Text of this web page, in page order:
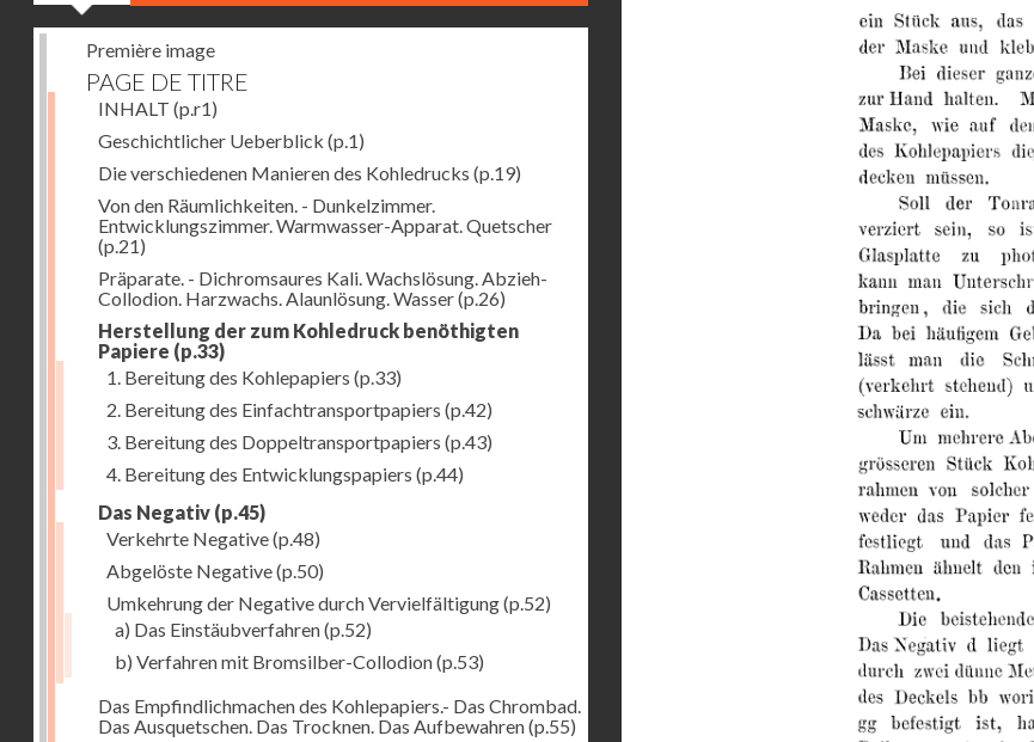
Première image
PAGE DE TITRE
INHALT (p.r1)
Geschichtlicher Ueberblick (p.1)
Die verschiedenen Manieren des Kohledrucks (p.19)
Von den Räumlichkeiten. - Dunkelzimmer.
Entwicklungszimmer. Warmwasser-Apparat. Quetscher
(p.21)
Präparate. - Dichromsaures Kali. Wachslösung. Abzieh-
Collodion. Harzwachs. Alaunlösung. Wasser(p.26)
Herstellung der zum Kohledruck benöthigten
Papiere (p.33)
1. Bereitung des Kohlepapiers (p.33)
2. Bereitung des Einfachtransportpapiers (p.42)
3. Bereitung des Doppeltransportpapiers (p.43)
4. Bereitung des Entwicklungspapiers (p.44)
Das Negativ (p.45)
Verkehrte Negative(p.48)
Abgelöste Negative(p.50)
Umkehrung der Negative durch Vervielfältigung(p.52)
a) Das Einstäubverfahren(p.52)
b) Verfahren mit Bromsilber-Collodion(p.53)
Das Empfindlichmachen des Kohlepapiers.- Das Chrombad.
Das Ausquetschen. Das Trocknen. Das Aufbewahren(p.55)